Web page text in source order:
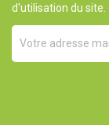
d'utilisation du site.